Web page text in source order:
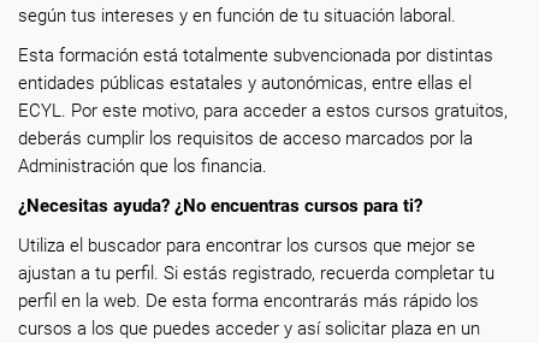
según tus intereses y en función de tu situación laboral.
Esta formación está totalmente subvencionada por distintas
entidades públicas estatales y autonómicas, entre ellas el
ECYL. Por este motivo, para acceder a estos cursos gratuitos,
deberás cumplir los requisitos de acceso marcados por la
Administración que los financia.
¿Necesitas ayuda? ¿No encuentras cursos para ti?
Utiliza el buscador para encontrar los cursos que mejor se
ajustan a tu perfil. Si estás registrado, recuerda completar tu
perfil en la web. De esta forma encontrarás más rápido los
cursos a los que puedes acceder y así solicitar plaza en un